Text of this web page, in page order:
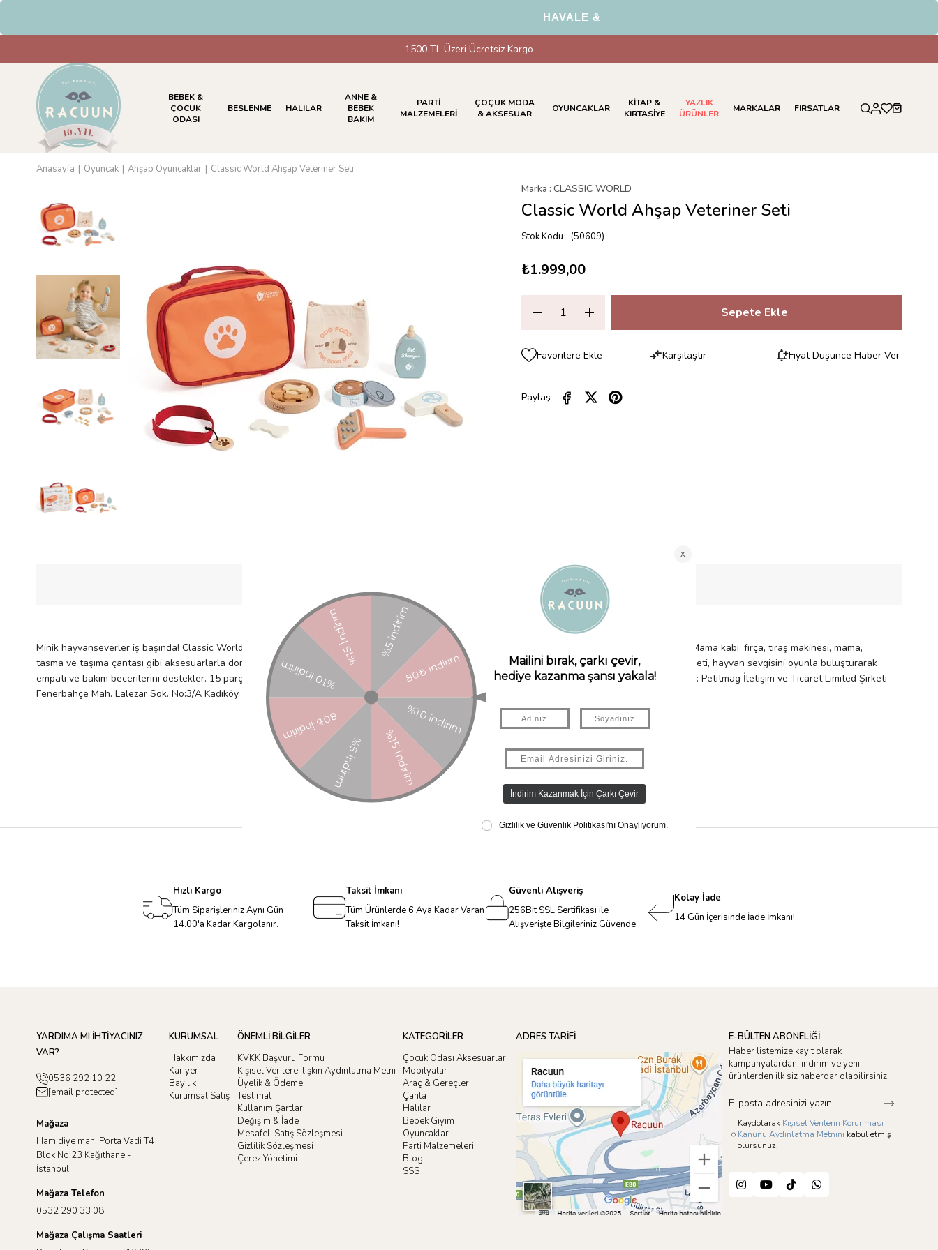
HAVALE & EFT Ödemelerinde %5 İndirim
1500 TL Üzeri Ücretsiz Kargo
BEBEK &
ÇOCUK
ODASI
BESLENME HALILAR
ANNE &
BEBEK
BAKIM
PARTİ
MALZEMELERİ
ÇOÇUK MODA
& AKSESUAR
OYUNCAKLAR
KİTAP &
KIRTASİYE
YAZLIK
ÜRÜNLER
MARKALAR FIRSATLAR
Anasayfa Oyuncak Ahşap Oyuncaklar Classic World Ahşap Veteriner Seti
Marka : CLASSIC WORLD
Classic World Ahşap Veteriner Seti
Stok Kodu (50609)
₺1.999,00
Favorilere Ekle Karşılaştır Fiyat Düşünce Haber Ver
Paylaş
ÖDEME SEÇENEKLERIÜRÜN ÖNERILERI
Minik hayvanseverler iş başında! Classic World Ahşap Veteriner Seti ile çocuklar sevimli dostlarına bakım yaparken sorumluluk duygusu geliştiriyor. Mama kabı, fırça, tıraş makinesi, mama,
tasma ve taşıma çantası gibi aksesuarlarla donatılan bu set, veterinerlik oyunlarını çok daha gerçekçi hale getiriyor. Classic World Ahşap Veteriner Seti, hayvan sevgisini oyunla buluşturarak
empati ve bakım becerilerini destekler. 15 parçadan oluşur. Ürün ölçüleri: 23 x 17 x 8 cm 3 yaş ve üzeri çocuklar için uygundur. İthalatçı Firma Bilgileri: Petitmag İletişim ve Ticaret Limited Şirketi
Fenerbahçe Mah. Lalezar Sok. No:3/A Kadıköy İ
[email protected]Menşei: ÇİN Uygunluk Sembolü: Ürün görselinde bulunuyor.
Hızlı Kargo
Tüm Siparişleriniz Aynı Gün
14.00'a Kadar Kargolanır.
Taksit İmkanı
Tüm Ürünlerde 6 Aya Kadar Varan
Taksit İmkanı!
Güvenli Alışveriş
256Bit SSL Sertifikası ile
Alışverişte Bilgileriniz Güvende.
Kolay İade
14 Gün İçerisinde İade İmkanı!
YARDIMA MI İHTİYACINIZ
VAR?
0536 292 10 22
[email protected]
Mağaza
Hamidiye mah. Porta Vadi T4
Blok No:23 Kağıthane -
İstanbul
Mağaza Telefon
0532 290 33 08
Mağaza Çalışma Saatleri
KURUMSAL
Hakkımızda
Kariyer
Bayilik
Kurumsal Satış
ÖNEMLİ BİLGİLER
KVKK Başvuru Formu
Kişisel Verilere İlişkin Aydınlatma Metni
Üyelik & Ödeme
Teslimat
Kullanım Şartları
Değişim & İade
Mesafeli Satış Sözleşmesi
Gizlilik Sözleşmesi
Çerez Yönetimi
KATEGORİLER
Çocuk Odası Aksesuarları
Mobilyalar
Araç & Gereçler
Çanta
Halılar
Bebek Giyim
Oyuncaklar
Parti Malzemeleri
Blog
SSS
ADRES TARİFİ
E-BÜLTEN ABONELİĞİ
Haber listemize kayıt olarak
kampanyalardan, indirim ve yeni
ürünlerden ilk siz haberdar olabilirsiniz.
Kaydolarak Kişisel Verilerin Korunması
Kanunu Aydınlatma Metnini kabul etmiş
olursunuz.